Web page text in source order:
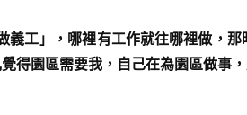
工」，哪裡有工作就往哪裡做，
得園區需要我，自己在為園區做事